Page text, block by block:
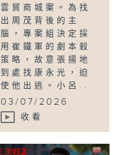
雲貿商城案。為找
出周茂背後的主
腦，專案組決定採
用崔鐵軍的劇本殺
策略，故意張揚地
到處找康永光，迫
使他出逃。小呂...
03/07/2026
收看